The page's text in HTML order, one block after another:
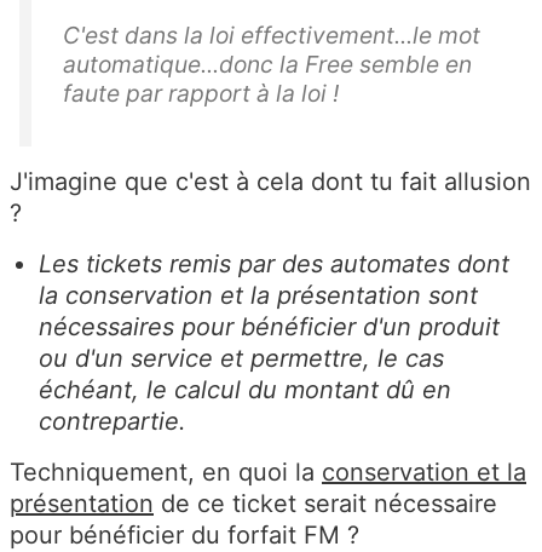
C'est dans la loi effectivement...le mot
automatique...donc la Free semble en
faute par rapport à la loi !
J'imagine que c'est à cela dont tu fait allusion
?
Les tickets remis par des automates dont
la conservation et la présentation sont
nécessaires pour bénéficier d'un produit
ou d'un service et permettre, le cas
échéant, le calcul du montant dû en
contrepartie.
Techniquement, en quoi la conservation et la
présentation de ce ticket serait nécessaire
pour bénéficier du forfait FM ?